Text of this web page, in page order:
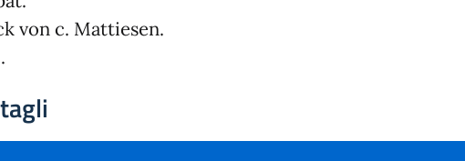
von c. Mattiesen.